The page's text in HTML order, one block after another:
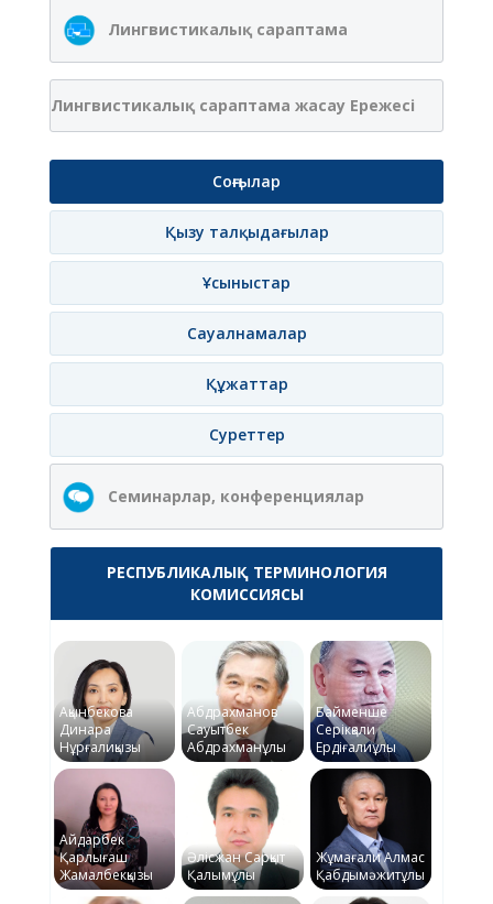
Лингвистикалық сараптама
Лингвистикалық сараптама жасау Ережесі
Соңғылар
Қызу талқыдағылар
Ұсыныстар
Сауалнамалар
Құжаттар
Суреттер
Семинарлар, конференциялар
РЕСПУБЛИКАЛЫҚ ТЕРМИНОЛОГИЯ
КОМИССИЯСЫ
Ақынбекова
Динара
Нұрғалиқызы
Абдрахманов
Сауытбек
Абдрахманұлы
Байменше
Серікқали
Ердіғалиұлы
Айдарбек
Қарлығаш
Жамалбекқызы
Әлісжан Сарқыт
Қалымұлы
Жұмағали Алмас
Қабдымәжитұлы